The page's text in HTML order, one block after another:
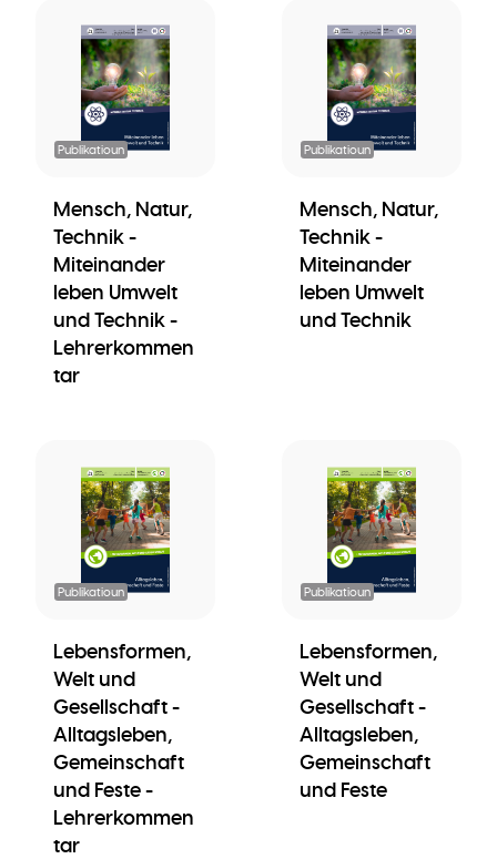
Publikatioun
Mensch, Natur,
Technik -
Miteinander
leben Umwelt
und Technik -
Lehrerkommen
tar
Publikatioun
Mensch, Natur,
Technik -
Miteinander
leben Umwelt
und Technik
Publikatioun
Lebensformen,
Welt und
Gesellschaft -
Alltagsleben,
Gemeinschaft
und Feste -
Lehrerkommen
tar
Publikatioun
Lebensformen,
Welt und
Gesellschaft -
Alltagsleben,
Gemeinschaft
und Feste